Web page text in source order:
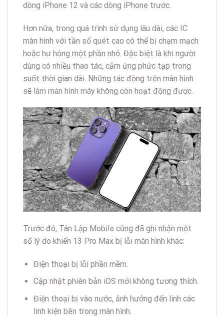
dòng iPhone 12 và các dòng iPhone trước.
Hơn nữa, trong quá trình sử dụng lâu dài, các IC
màn hình với tần số quét cao có thể bị chạm mạch
hoặc hư hỏng một phần nhỏ. Đặc biệt là khi người
dùng có nhiều thao tác, cảm ứng phức tạp trong
suốt thời gian dài. Những tác động trên màn hình
sẽ làm màn hình máy không còn hoạt động được.
Trước đó, Tân Lập Mobile cũng đã ghi nhận một
số lý do khiến 13 Pro Max bị lỗi màn hình khác:
Điện thoại bị lỗi phần mềm.
Cập nhật phiên bản iOS mới không tương thích.
Điện thoại bị vào nước, ảnh hưởng đến linh các
linh kiện bên trong màn hình.